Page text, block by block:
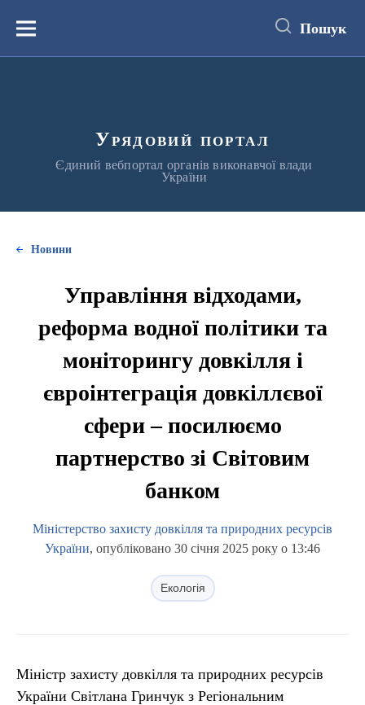
вмістуМеню Пошук
Урядовий портал
Єдиний вебпортал органів виконавчої влади
України
Новини
Управління відходами,
реформа водної політики та
моніторингу довкілля і
євроінтеграція довкіллєвої
сфери – посилюємо
партнерство зі Світовим
банком
Міністерство захисту довкілля та природних ресурсів
України, опубліковано 30 січня 2025 року о 13:46
Екологія
Міністр захисту довкілля та природних ресурсів
України Світлана Гринчук з Регіональним